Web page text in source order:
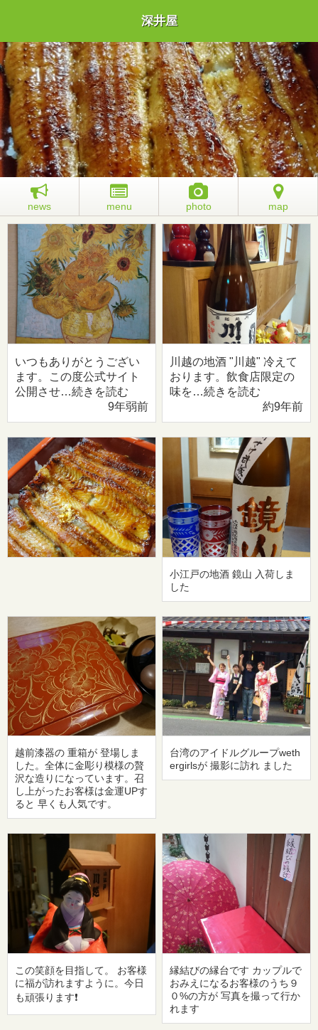
深井屋
news menu photo map
いつもありがとうござい
ます。この度公式サイト
公開させ…続きを読む
9年弱前
川越の地酒 "川越" 冷えて
おります。飲食店限定の
味を…続きを読む
約9年前
小江戸の地酒 鏡山 入荷しま
した
越前漆器の 重箱が 登場しま
した。全体に金彫り模様の贅
沢な造りになっています。召
し上がったお客様は金運UPす
ると 早くも人気です。
台湾のアイドルグループweth
ergirlsが 撮影に訪れ ました
この笑顔を目指して。 お客様
に福が訪れますように。今日
も頑張ります❗
縁結びの縁台です カップルで
おみえになるお客様のうち９
０%の方が 写真を撮って行か
れます